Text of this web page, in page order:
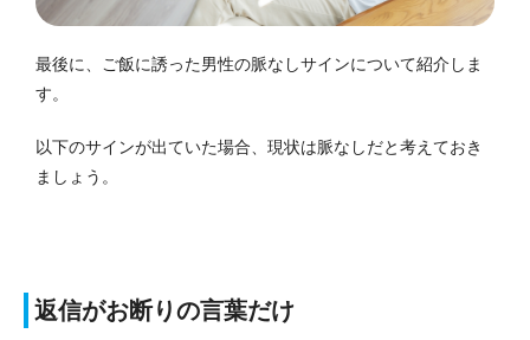
最後に、ご飯に誘った男性の脈なしサインについて紹介しま
す。
以下のサインが出ていた場合、現状は脈なしだと考えておき
ましょう。
返信がお断りの言葉だけ